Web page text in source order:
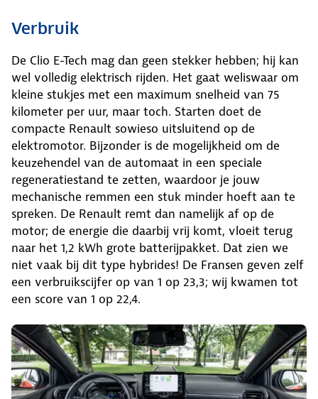
Verbruik
De Clio E-Tech mag dan geen stekker hebben; hij kan
wel volledig elektrisch rijden. Het gaat weliswaar om
kleine stukjes met een maximum snelheid van 75
kilometer per uur, maar toch. Starten doet de
compacte Renault sowieso uitsluitend op de
elektromotor. Bijzonder is de mogelijkheid om de
keuzehendel van de automaat in een speciale
regeneratiestand te zetten, waardoor je jouw
mechanische remmen een stuk minder hoeft aan te
spreken. De Renault remt dan namelijk af op de
motor; de energie die daarbij vrij komt, vloeit terug
naar het 1,2 kWh grote batterijpakket. Dat zien we
niet vaak bij dit type hybrides! De Fransen geven zelf
een verbruikscijfer op van 1 op 23,3; wij kwamen tot
een score van 1 op 22,4.